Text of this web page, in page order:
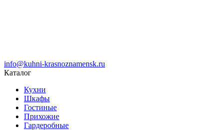
info@kuhni-krasnoznamensk.ru
Каталог
Кухни
Шкафы
Гостиные
Прихожие
Гардеробные